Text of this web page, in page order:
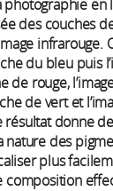
photographie en
des couches
infrarouge.
du bleu puis
de rouge,
de vert et
résultat donne
nature des
plus
composition